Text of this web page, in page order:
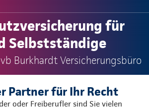
für
Selbstständige
Burkhardt Versicherungsbüro
Partner für Ihr Recht
oder Freiberufler sind Sie vielen